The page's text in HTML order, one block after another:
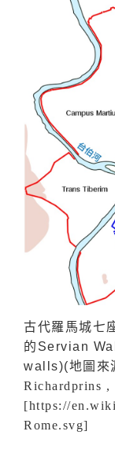
古代羅馬城七
的 Servian
walls)(地圖來
Richardprins
[https://
Rome.svg]